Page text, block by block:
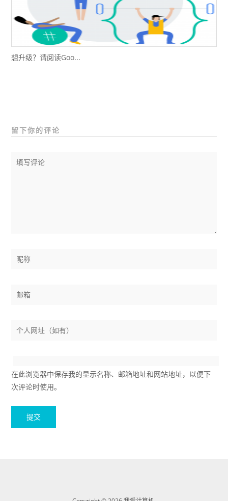
想升级？请阅读Goo...
留下你的评论
在此浏览器中保存我的显示名称、邮箱地址和网站地址，以便下
次评论时使用。